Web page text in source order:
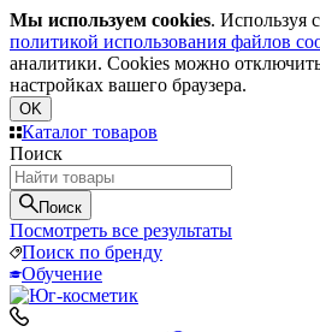
Мы используем cookies. Используя
политикой использования файлов
аналитики. Cookies можно
настройках вашего браузера.
OK
Каталог товаров
Поиск
Поиск
Посмотреть все результаты
Поиск по бренду
Обучение